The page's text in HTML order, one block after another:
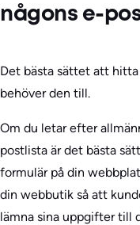
någons e-
Det bästa sättet att hitta
behöver den till.
Om du letar efter
postlista är det bästa
formulär på din
din webbutik så att
lämna sina uppgifter till